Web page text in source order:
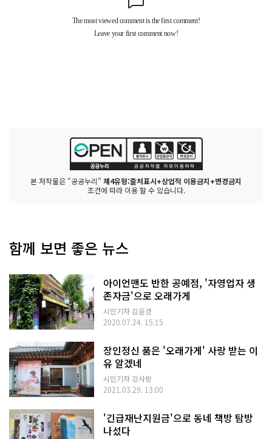
본 저작물은 "공공누리" 제4유형:출처표시+상업적 이용금지+변경금지
조건에 따라 이용 할 수 있습니다.
함께 보면 좋은 뉴스
아이언맨도 반한 공예점, '자영업자 생
존자금'으로 오래가게
시민기자 김윤경
2020.07.24. 15:15
장인정신 품은 '오래가게' 사랑 받는 이
유 알겠네
시민기자 강사랑
2021.03.29. 13:00
'긴급재난지원금'으로 동네 책방 탐방
나섰다